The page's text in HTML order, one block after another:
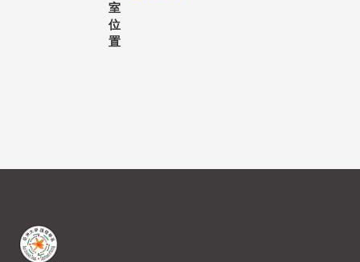
室
位
置